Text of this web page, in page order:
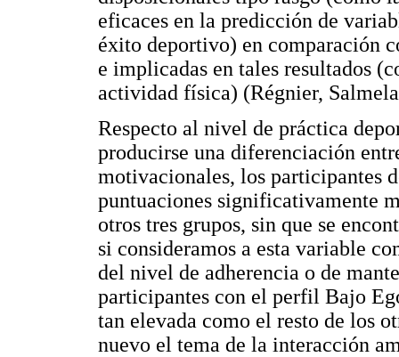
eficaces en la predicción de
éxito deportivo) en comparación
e implicadas en tales resultados
actividad física) (Régnier,
Respecto al nivel de práctica
producirse una diferenciación
motivacionales, los participantes
puntuaciones significativamente
otros tres grupos, sin que se
si consideramos a esta variable
del nivel de adherencia o de
participantes con el perfil Bajo
tan elevada como el resto de los
nuevo el tema de la interacción